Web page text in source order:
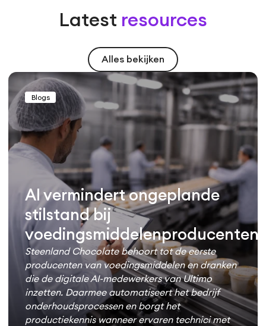
Latest resources
Alles bekijken
Blogs
AI vermindert ongeplande
stilstand bij
voedingsmiddelenproducenten
Steenland Chocolate behoort tot de eerste
producenten van voedingsmiddelen en dranken
die de digitale AI-medewerkers van Ultimo
inzetten. Daarmee automatiseert het bedrijf
onderhoudsprocessen en borgt het
productiekennis wanneer ervaren technici met